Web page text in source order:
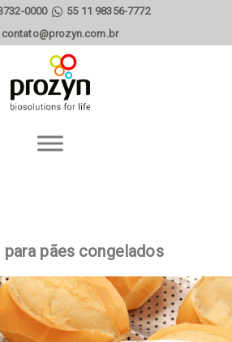
0000
55 11 98356-7772
contato@prozyn.com.br
pães congelados